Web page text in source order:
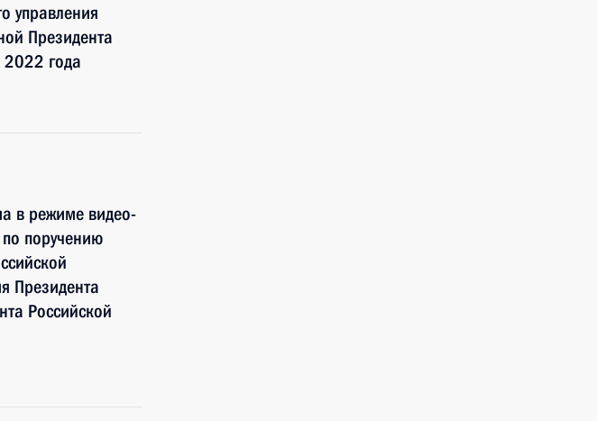
управления
Президента
2022 года
в режиме видео-
поручению
Президента
Российской